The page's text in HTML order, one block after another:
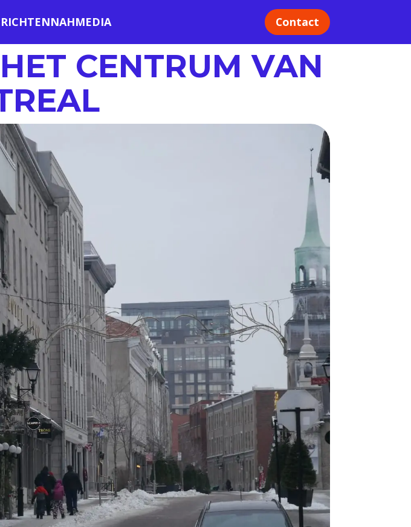
NAHMEDIA Contact
CENTRUM VAN